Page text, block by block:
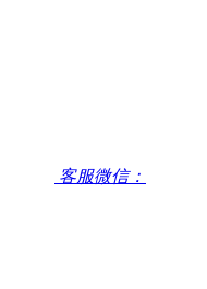
客服微信：